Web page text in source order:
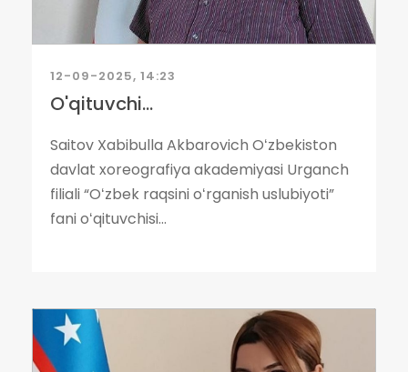
12-09-2025, 14:23
O'qituvchi...
Saitov Xabibulla Akbarovich Oʻzbekiston
davlat xoreografiya akademiyasi Urganch
filiali “Oʻzbek raqsini oʻrganish uslubiyoti”
fani oʻqituvchisi...